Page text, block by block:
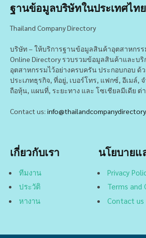
ฐานข้อมูลบริษัทในประเทศไทย
Thailand Company Directory
บริษัท – ให้บริการฐานข้อมูลสินค้าอุตสาหกร
Online Directory รวบรวมข้อมูลสินค้าและบริ
อุตสาหกรรมไว้อย่างครบครัน ประกอบกอบ ด้
ประเภทธุรกิจ, ที่อยู่, เบอร์โทร, แฟกซ์, อีเมล์,
ถือหุ้น, แผนที่, ระยะทาง และ โซเชียลมีเดีย ต่า
Contact us:
เกี่ยวกับเรา
ทีมงาน
ประวัติ
หางาน
นโยบายแ
Privacy
Terms and
Contact us